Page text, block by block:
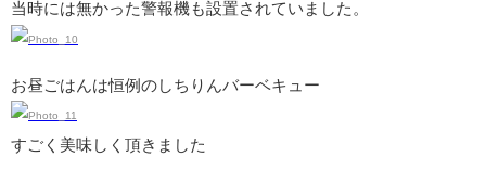
当時には無かった警報機も設置されていました。
お昼ごはんは恒例のしちりんバーベキュー
すごく美味しく頂きました